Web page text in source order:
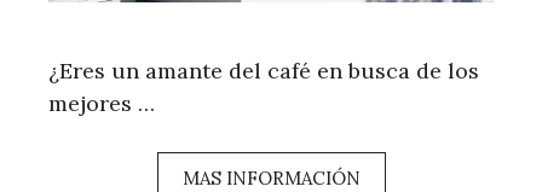
¿Eres un amante del café en busca de los
mejores …
MAS INFORMACIÓN